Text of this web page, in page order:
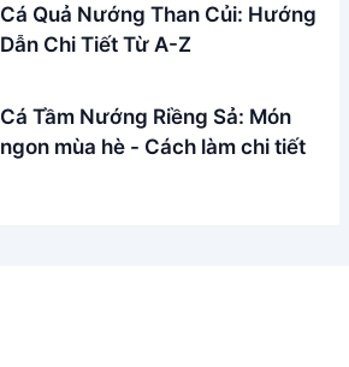
Cá Quả Nướng Than Củi: Hướng
Dẫn Chi Tiết Từ A-Z
Cá Tầm Nướng Riềng Sả: Món
ngon mùa hè - Cách làm chi tiết